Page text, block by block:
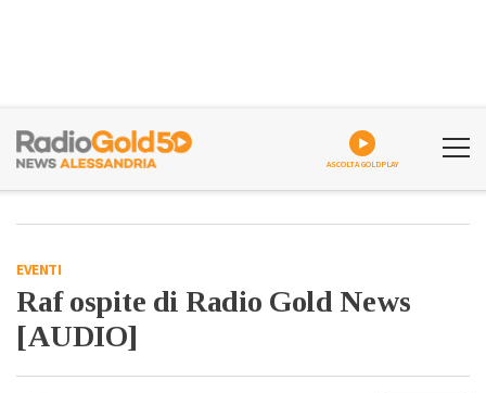
ASCOLTA GOLDPLAY
EVENTI
Raf ospite di Radio Gold News
[AUDIO]